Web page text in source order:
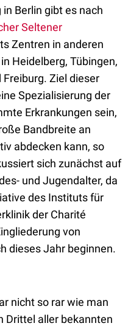
Berlin gibt es nach
Seltener
Zentren in anderen
Heidelberg, Tübingen,
Ziel dieser
Spezialisierung der
Erkrankungen sein,
Bandbreite an
abdecken kann, so
sich zunächst auf
und Jugendalter, da
des Instituts für
der Charité
von
dieses Jahr beginnen.
nicht so rar wie man
Drittel aller bekannten